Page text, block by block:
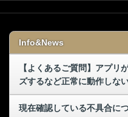
Info&News
【よくあるご質問】アプリ
ズするなど正常に動作しな
現在確認している不具合に